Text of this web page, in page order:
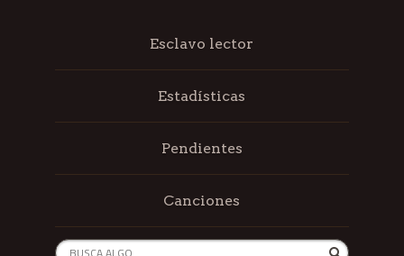
Esclavo lector
Estadísticas
Pendientes
Canciones